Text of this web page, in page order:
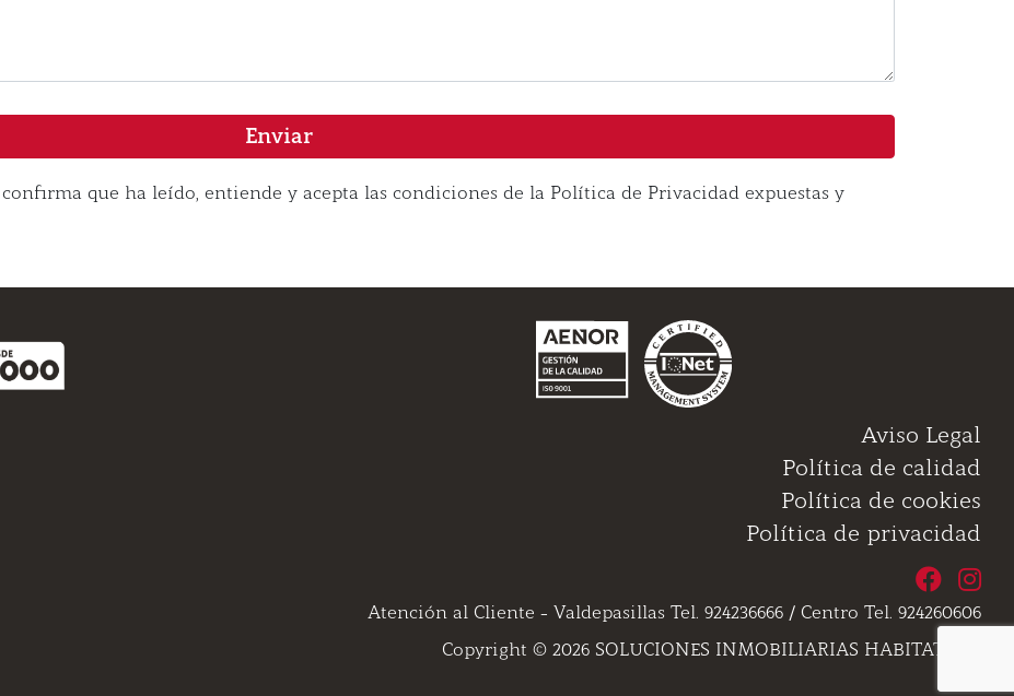
Enviar
que ha leído, entiende y acepta las condiciones de la Política de Privacidad expuestas y
Aviso Legal
Política de calidad
Política de cookies
Política de privacidad
Atención al Cliente - Valdepasillas Tel. 924236666 / Centro Tel. 924260606
Copyright © 2026 SOLUCIONES INMOBILIARIAS HABITAT, S.A.